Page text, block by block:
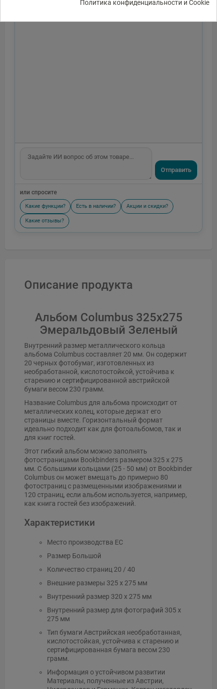
Политика конфиденциальности и Cookie
Отправить
или спросите
Какие функции? Есть в наличии? Акции и скидки?
Какие отзывы?
Описание продукта
Альбом Columbus 325x275
Эмеральдовый Зеленый
Внутренний размер металлического кольца
альбома Columbus составляет 20 мм. Он содержит
20 черных фотобумаг, изготовленных из
необработанной, кислотостойкой, устойчива к
старению и сертифицированной австрийской
бумаги весом 230 грамм.
Название Columbus для альбома происходит от
металлических колец, которые держат его
страницы вместе. Горизонтальный формат
идеально подходит как для фотоальбомов, так и
для книг гостей.
Этот гибкий альбом можно заполнять
фотостраницами Bookbinders размером 325 x 275
мм. С большими кольцами (25 - 50 мм) от Bookbinder
Columbus он может вмещать до примерно 80
фотостраниц с размещенными изображениями и
120 страниц, если альбом используется, например,
как книга гостей без изображений.
Характеристики
Место производства ЕС
Размер Большой
Количество страниц 20 / 40
Внешние размеры 325 x 275 мм
Внутренний размер 320 x 275 мм
Внутренний размер для фотографий 305 x
275 мм
Тип бумаги Австрийская необработанная,
кислотостойкая, устойчива к старению и
сертифицированная бумага весом 230
грамм.
Информация о устойчивом развитии
Материалы, полученные из Австрии,